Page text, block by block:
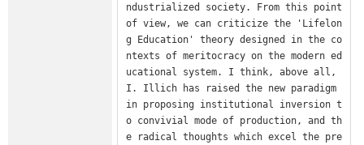
ndustrialized society. From this point
of view, we can criticize the 'Lifelon
g Education' theory designed in the co
ntexts of meritocracy on the modern ed
ucational system. I think, above all,
I. Illich has raised the new paradigm
in proposing institutional inversion t
o convivial mode of production, and th
e radical thoughts which excel the pre